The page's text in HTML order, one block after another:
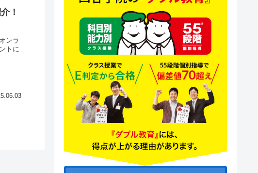
！
ンラ
トに